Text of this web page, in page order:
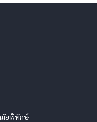
มัยพิทักษ์